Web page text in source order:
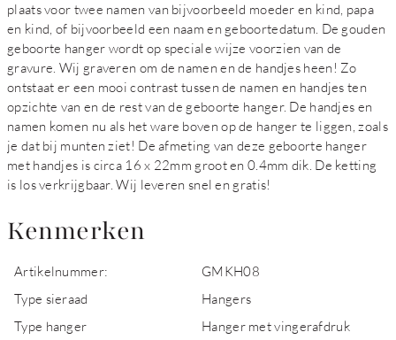
plaats voor twee namen van bijvoorbeeld moeder en kind, papa
en kind, of bijvoorbeeld een naam en geboortedatum. De gouden
geboorte hanger wordt op speciale wijze voorzien van de
gravure. Wij graveren om de namen en de handjes heen! Zo
ontstaat er een mooi contrast tussen de namen en handjes ten
opzichte van en de rest van de geboorte hanger. De handjes en
namen komen nu als het ware boven op de hanger te liggen, zoals
je dat bij munten ziet! De afmeting van deze geboorte hanger
met handjes is circa 16 x 22mm groot en 0.4mm dik. De ketting
is los verkrijgbaar. Wij leveren snel en gratis!
Kenmerken
Artikelnummer:
GMKH08
Type sieraad
Hangers
Type hanger
Hanger met vingerafdruk